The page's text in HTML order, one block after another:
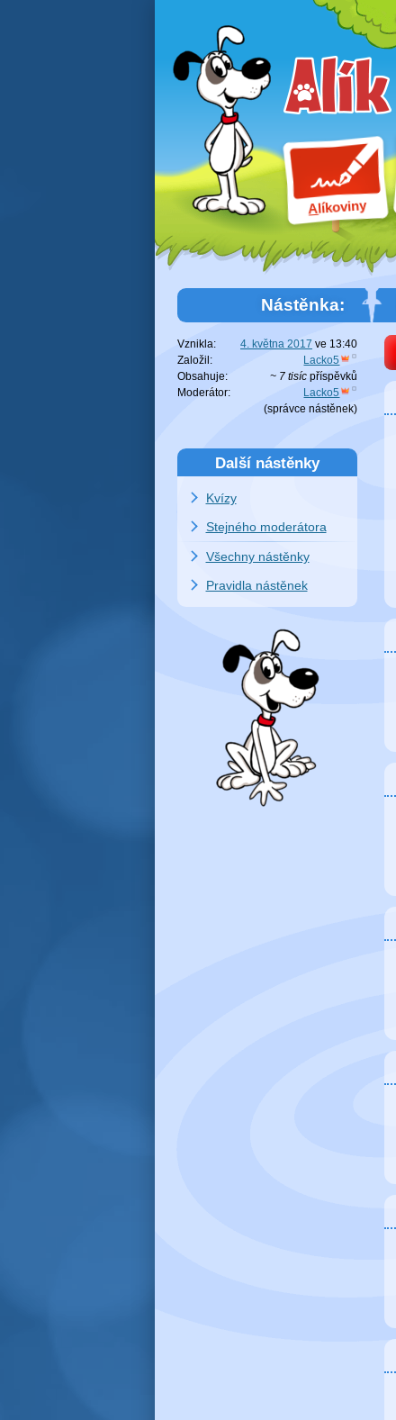
Alíkoviny
Nástěnka:
Vznikla: 4. května 2017 ve 13:40
Založil:
Lacko5
Obsahuje:
~ 7 tisíc příspěvků
Moderátor:
Lacko5
(správce nástěnek)
Další nástěnky
Kvízy
Stejného moderátora
Všechny nástěnky
Pravidla nástěnek